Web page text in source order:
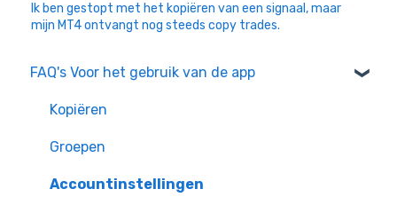
Ik ben gestopt met het kopiëren van een signaal, maar
mijn MT4 ontvangt nog steeds copy trades.
FAQ's Voor het gebruik van de app
Kopiëren
Groepen
Accountinstellingen